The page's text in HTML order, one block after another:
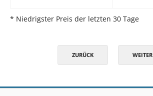
* Niedrigster Preis der letzten 30 Tage
ZURÜCK WEITER